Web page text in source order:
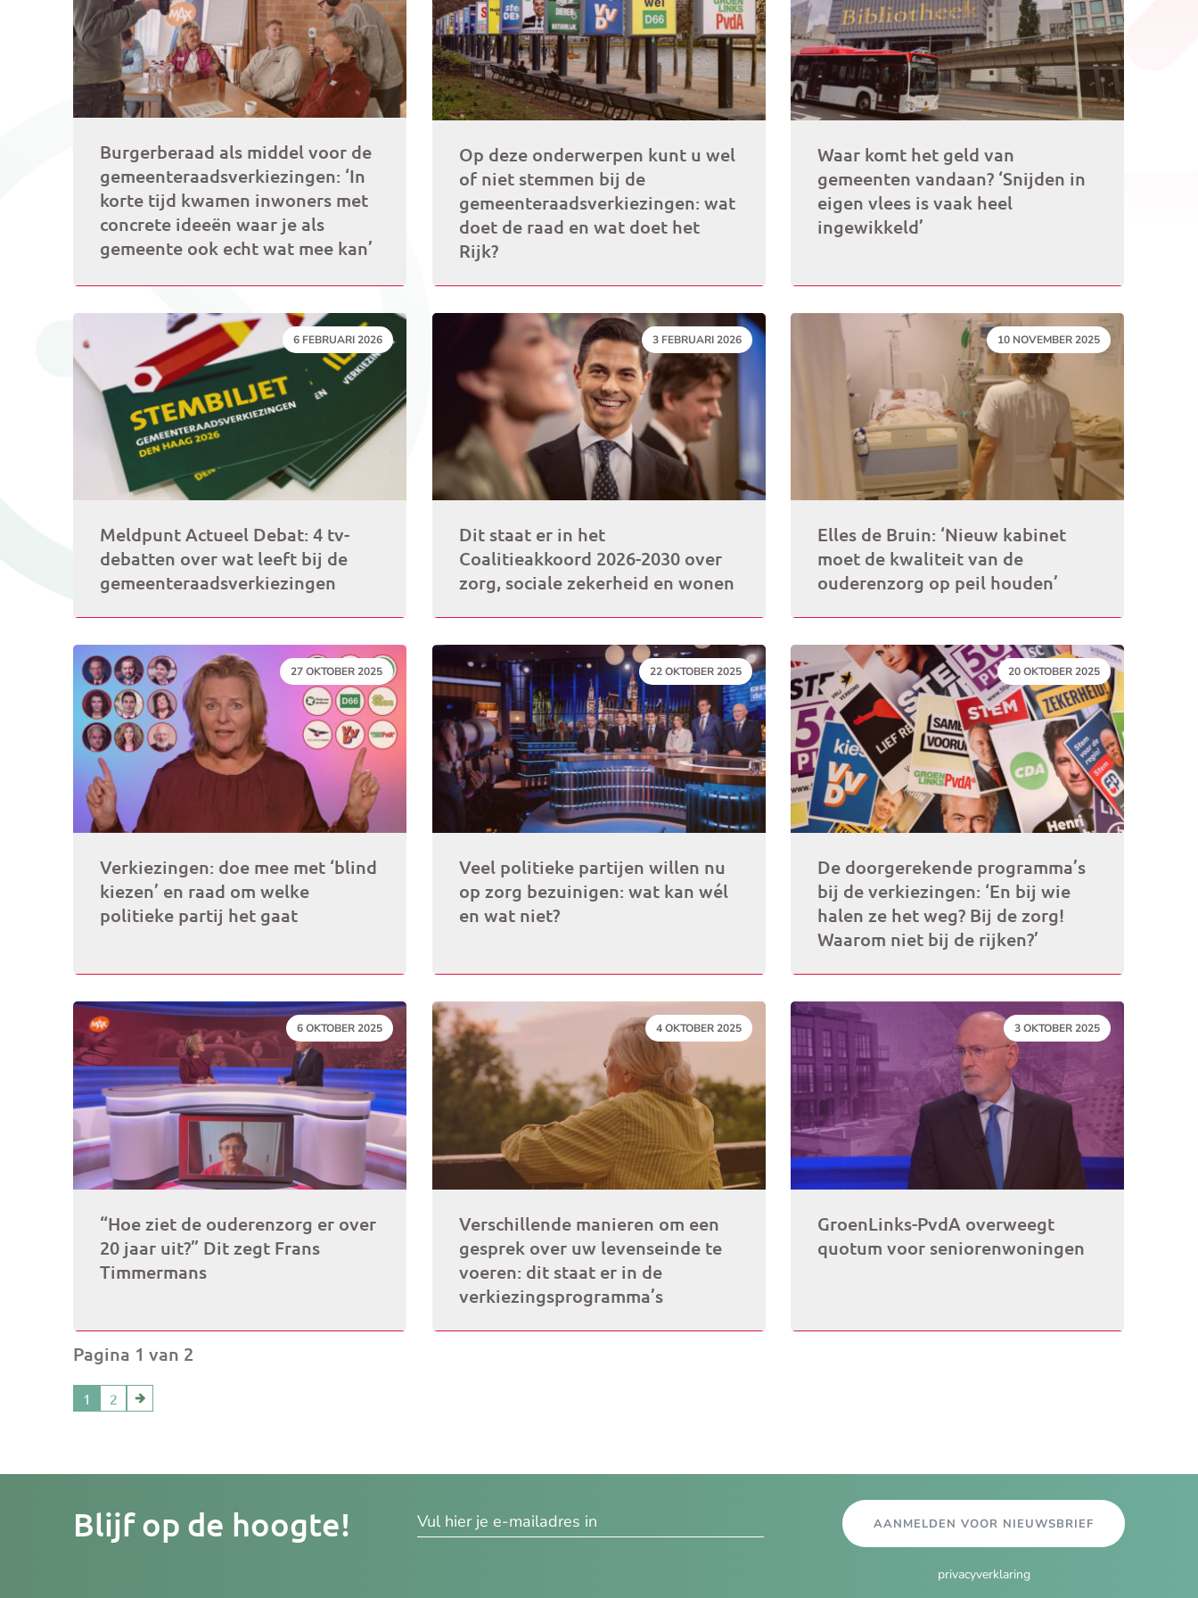
Burgerberaad als middel voor de
gemeenteraadsverkiezingen: ‘In
korte tijd kwamen inwoners met
concrete ideeën waar je als
gemeente ook echt wat mee kan’
Op deze onderwerpen kunt u wel
of niet stemmen bij de
gemeenteraadsverkiezingen: wat
doet de raad en wat doet het
Rijk?
Waar komt het geld van
gemeenten vandaan? ‘Snijden in
eigen vlees is vaak heel
ingewikkeld’
DATUM:
6 FEBRUARI 2026
Meldpunt Actueel Debat: 4 tv-
debatten over wat leeft bij de
gemeenteraadsverkiezingen
DATUM:
3 FEBRUARI 2026
Dit staat er in het
Coalitieakkoord 2026-2030 over
zorg, sociale zekerheid en wonen
DATUM:
10 NOVEMBER 2025
Elles de Bruin: ‘Nieuw kabinet
moet de kwaliteit van de
ouderenzorg op peil houden’
DATUM:
27 OKTOBER 2025
Verkiezingen: doe mee met ‘blind
kiezen’ en raad om welke
politieke partij het gaat
DATUM:
22 OKTOBER 2025
Veel politieke partijen willen nu
op zorg bezuinigen: wat kan wél
en wat niet?
DATUM:
20 OKTOBER 2025
De doorgerekende programma’s
bij de verkiezingen: ‘En bij wie
halen ze het weg? Bij de zorg!
Waarom niet bij de rijken?’
DATUM:
6 OKTOBER 2025
“Hoe ziet de ouderenzorg er over
20 jaar uit?” Dit zegt Frans
Timmermans
DATUM:
4 OKTOBER 2025
Verschillende manieren om een
gesprek over uw levenseinde te
voeren: dit staat er in de
verkiezingsprogramma’s
DATUM:
3 OKTOBER 2025
GroenLinks-PvdA overweegt
quotum voor seniorenwoningen
Pagina 1 van 2
1 2
Blijf op de hoogte! AANMELDEN VOOR NIEUWSBRIEF
privacyverklaring